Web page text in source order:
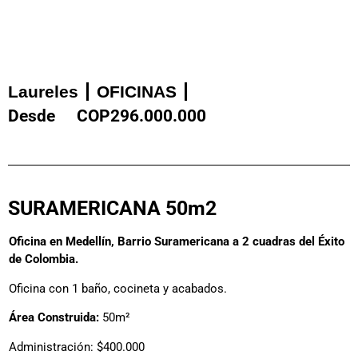
Laureles OFICINAS
Desde COP296.000.000
SURAMERICANA 50m2
Oficina en Medellín, Barrio Suramericana a 2 cuadras del Éxito
de Colombia.
Oficina con 1 baño, cocineta y acabados.
Área Construida: 50m²
Administración: $400.000